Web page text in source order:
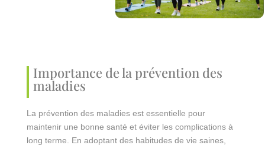
Importance de la prévention des
maladies
La prévention des maladies est essentielle pour
maintenir une bonne santé et éviter les complications à
long terme. En adoptant des habitudes de vie saines,